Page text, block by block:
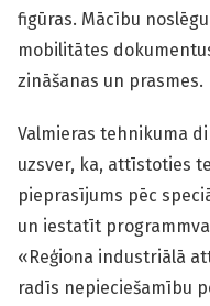
figūras. Mācību
mobilitātes
zināšanas un prasmes.
Valmieras tehnikuma
uzsver, ka, attīstoties
pieprasījums pēc
un iestatīt
«Reģiona industriālā
radīs nepieciešamību